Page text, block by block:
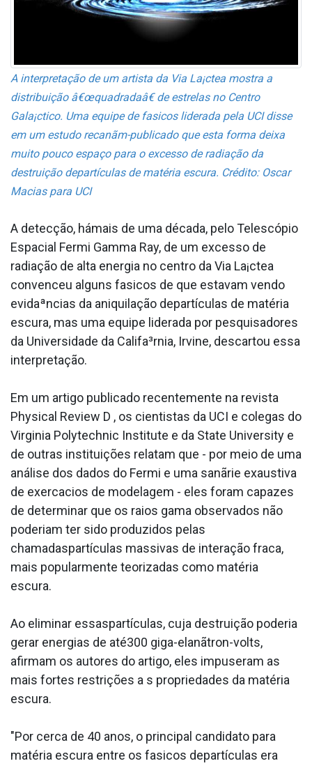
A interpretação de um artista da Via La¡ctea mostra a
distribuição â€œquadradaâ€ de estrelas no Centro
Gala¡ctico. Uma equipe de fa­sicos liderada pela UCI disse
em um estudo recanãm-publicado que esta forma deixa
muito pouco espaço para o excesso de radiação da
destruição departículas de matéria escura. Crédito: Oscar
Macias para UCI
A detecção, hámais de uma década, pelo Telescópio
Espacial Fermi Gamma Ray, de um excesso de
radiação de alta energia no centro da Via La¡ctea
convenceu alguns fa­sicos de que estavam vendo
evidaªncias da aniquilação departículas de matéria
escura, mas uma equipe liderada por pesquisadores
da Universidade da Califa³rnia, Irvine, descartou essa
interpretação.
Em um artigo publicado recentemente na revista
Physical Review D , os cientistas da UCI e colegas do
Virginia Polytechnic Institute e da State University e
de outras instituições relatam que - por meio de uma
análise dos dados do Fermi e uma sanãrie exaustiva
de exerca­cios de modelagem - eles foram capazes
de determinar que os raios gama observados não
poderiam ter sido produzidos pelas
chamadaspartículas massivas de interação fraca,
mais popularmente teorizadas como matéria
escura.
Ao eliminar essaspartículas, cuja destruição poderia
gerar energias de até300 giga-elanãtron-volts,
afirmam os autores do artigo, eles impuseram as
mais fortes restrições a s propriedades da matéria
escura.
"Por cerca de 40 anos, o principal candidato para
matéria escura entre os fa­sicos departículas era